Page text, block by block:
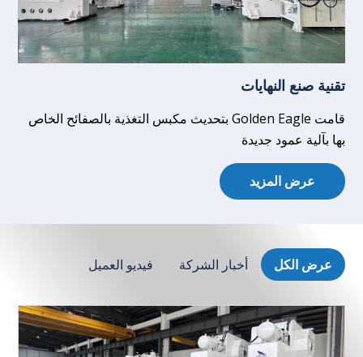
تقنية صنع النهايات
قامت Golden Eagle بتحديث مكبس التغذية بالصفائح الخاص
بها بآلية عمود جديدة
عرض المزيد
عرض الكل أخبار الشركة فيديو العميل